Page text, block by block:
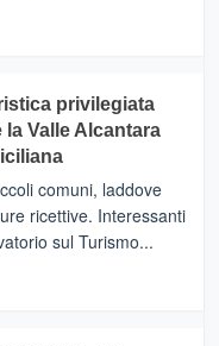
privilegiata
Valle Alcantara
comuni, laddove
ricettive. Interessanti
sul Turismo...